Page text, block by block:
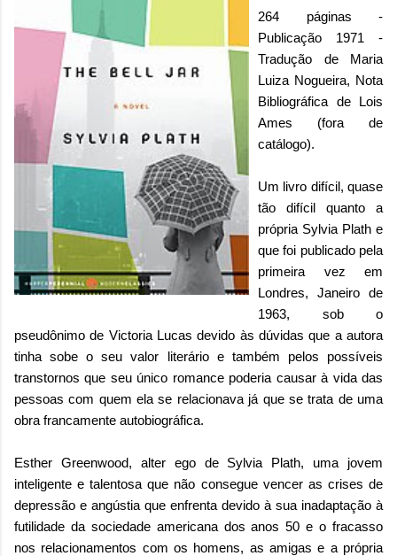
264 páginas -
Publicação 1971 -
Tradução de Maria
Luiza Nogueira, Nota
Bibliográfica de Lois
Ames (fora de
catálogo).
Um livro difícil, quase
tão difícil quanto a
própria Sylvia Plath e
que foi publicado pela
primeira vez em
Londres, Janeiro de
1963, sob o
pseudônimo de Victoria Lucas devido às dúvidas que a autora
tinha sobe o seu valor literário e também pelos possíveis
transtornos que seu único romance poderia causar à vida das
pessoas com quem ela se relacionava já que se trata de uma
obra francamente autobiográfica.
Esther Greenwood, alter ego de Sylvia Plath, uma jovem
inteligente e talentosa que não consegue vencer as crises de
depressão e angústia que enfrenta devido à sua inadaptação à
futilidade da sociedade americana dos anos 50 e o fracasso
nos relacionamentos com os homens, as amigas e a própria